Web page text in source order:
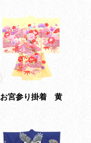
お宮参り掛着 黄